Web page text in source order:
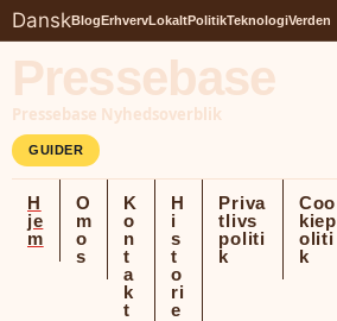
DanskBlogErhvervLokaltPolitikTeknologiVerden
Pressebase
Pressebase Nyhedsoverblik
GUIDER
H
je
m
O
m
o
s
K
o
n
t
a
k
t
H
i
s
t
o
ri
e
Priva
tlivs
politi
k
Coo
kiep
oliti
k